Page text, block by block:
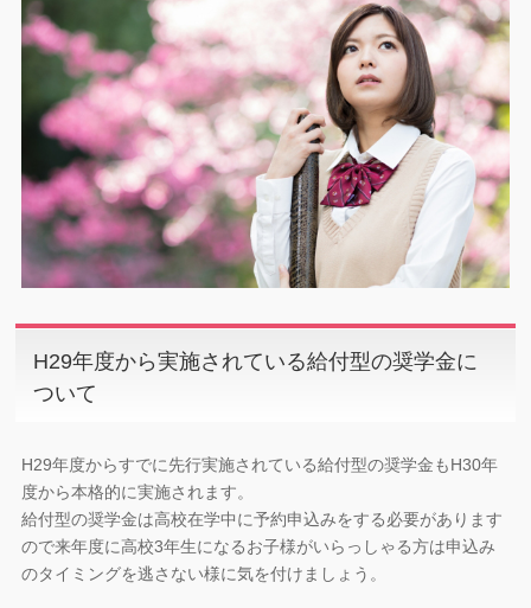
H29年度から実施されている給付型の奨学金に
ついて
H29年度からすでに先行実施されている給付型の奨学金もH30年
度から本格的に実施されます。
給付型の奨学金は高校在学中に予約申込みをする必要があります
ので来年度に高校3年生になるお子様がいらっしゃる方は申込み
のタイミングを逃さない様に気を付けましょう。